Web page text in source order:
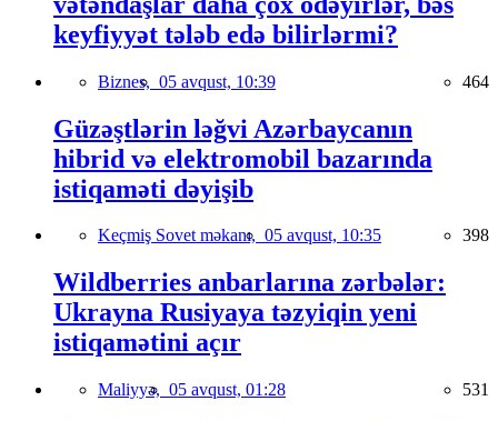
keyfiyyət tələb edə bilirlərmi?
Biznes, 05 avqust, 10:39 464
Güzəştlərin ləğvi Azərbaycanın
hibrid və elektromobil bazarında
istiqaməti dəyişib
Keçmiş Sovet məkanı, 05 avqust, 10:35 398
Wildberries anbarlarına zərbələr:
Ukrayna Rusiyaya təzyiqin yeni
istiqamətini açır
Maliyyə, 05 avqust, 01:28 531